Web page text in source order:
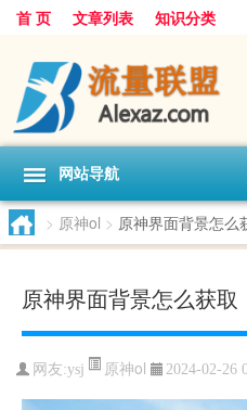
首 页 文章列表 知识分类
网站导航
> 原神ol > 原神界面背景怎么
原神界面背景怎么获取
网友:ysj 原神ol 2024-02-26